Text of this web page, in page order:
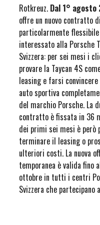
Rotkreuz. Dal 1°
offre un nuovo contratto
particolarmente
interessato alla Porsche
Svizzera: per sei mesi i
provare la Taycan 4S
leasing e farsi
auto sportiva
del marchio Porsche. La
contratto è fissata in 36
dei primi sei mesi è però
terminare il leasing o
ulteriori costi. La nuova
temporanea è valida fino
ottobre in tutti i centri
Svizzera che partecipano